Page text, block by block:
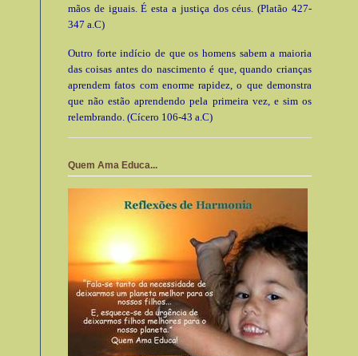
mãos de iguais. É esta a justiça dos céus. (Platão 427-
347 a.C)
Outro forte indício de que os homens sabem a maioria
das coisas antes do nascimento é que, quando crianças
aprendem fatos com enorme rapidez, o que demonstra
que não estão aprendendo pela primeira vez, e sim os
relembrando. (Cícero 106-43 a.C)
Quem Ama Educa...